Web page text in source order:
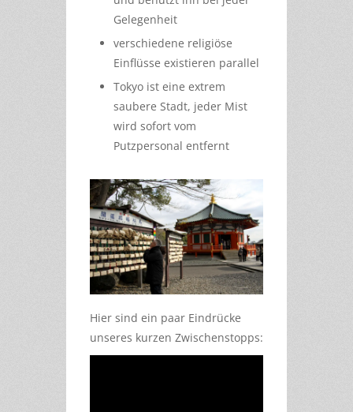
Gelegenheit
verschiedene religiöse
Einflüsse existieren parallel
Tokyo ist eine extrem
saubere Stadt, jeder Mist
wird sofort vom
Putzpersonal entfernt
Hier sind ein paar Eindrücke
unseres kurzen Zwischenstopps: